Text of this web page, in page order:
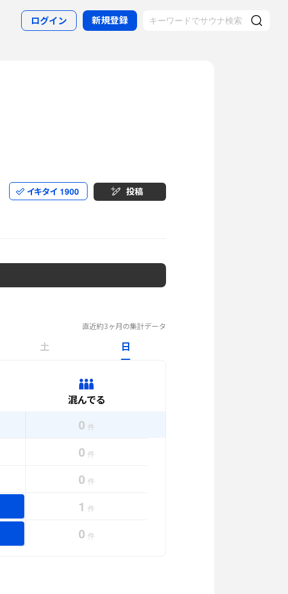
ログイン 新規登録
イキタイ 1900 投稿
直近約3ヶ月の集計データ
土 日
混んでる
0 件
0 件
0 件
1 件
0 件